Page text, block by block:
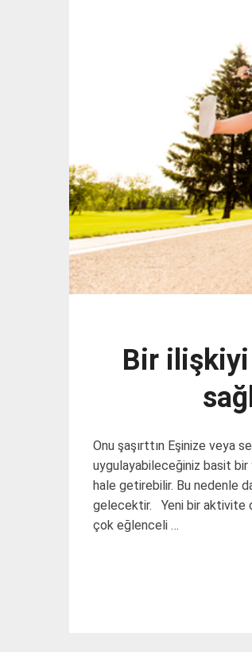
Bir
Onu şaşırttın Eşinize veya
uygulayabileceğiniz basit bir
hale getirebilir. Bu nedenle
gelecektir. Yeni bir aktivite
çok eğlenceli …